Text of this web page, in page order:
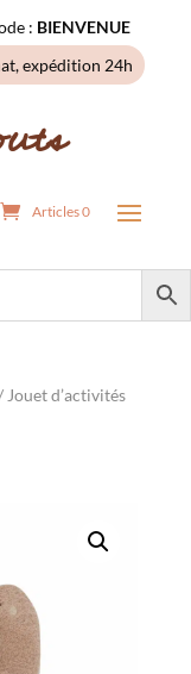
: BIENVENUE
expédition 24h
Articles 0
Jouet d’activités